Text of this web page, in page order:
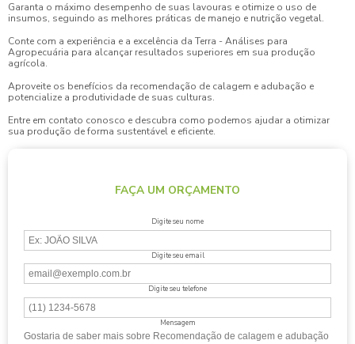
Garanta o máximo desempenho de suas lavouras e otimize o uso de
insumos, seguindo as melhores práticas de manejo e nutrição vegetal.
Conte com a experiência e a excelência da Terra - Análises para
Agropecuária para alcançar resultados superiores em sua produção
agrícola.
Aproveite os benefícios da recomendação de calagem e adubação e
potencialize a produtividade de suas culturas.
Entre em contato conosco e descubra como podemos ajudar a otimizar
sua produção de forma sustentável e eficiente.
FAÇA UM ORÇAMENTO
Digite seu nome
Digite seu email
Digite seu telefone
Mensagem